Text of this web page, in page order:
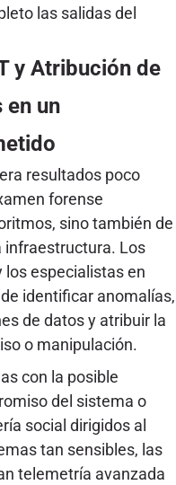
las salidas del
y Atribución de
en un
resultados poco
forense
sino también de
infraestructura. Los
los especialistas en
identificar anomalías,
de datos y atribuir la
o manipulación.
con la posible
del sistema o
social dirigidos al
tan sensibles, las
telemetría avanzada